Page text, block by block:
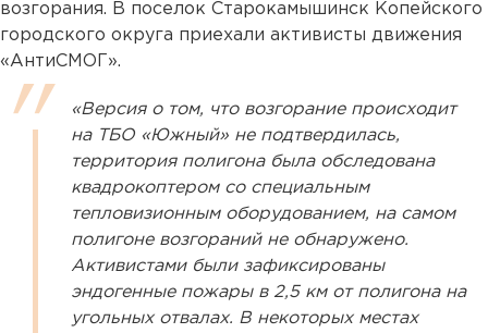
возгорания. В поселок Старокамышинск Копейского
городского округа приехали активисты движения
«АнтиСМОГ».
«Версия о том, что возгорание происходит
на ТБО «Южный» не подтвердилась,
территория полигона была обследована
квадрокоптером со специальным
тепловизионным оборудованием, на самом
полигоне возгораний не обнаружено.
Активистами были зафиксированы
эндогенные пожары в 2,5 км от полигона на
угольных отвалах. В некоторых местах